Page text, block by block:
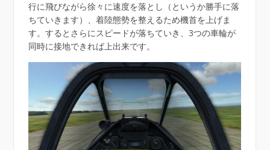
行に飛びながら徐々に速度を落とし（というか勝手に落
ちていきます）、着陸態勢を整えるため機首を上げま
す。するとさらにスピードが落ちていき、3つの車輪が
同時に接地できれば上出来です。